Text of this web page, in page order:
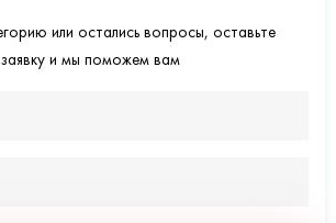
или остались вопросы, оставьте
заявку и мы поможем вам